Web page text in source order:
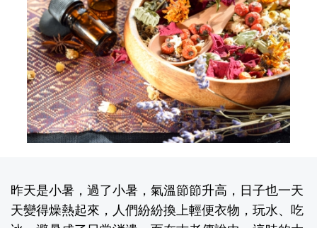
昨天是小暑，過了小暑，氣溫節節升高，日子也一天
天變得燥熱起來，人們紛紛換上輕便衣物，玩水、吃